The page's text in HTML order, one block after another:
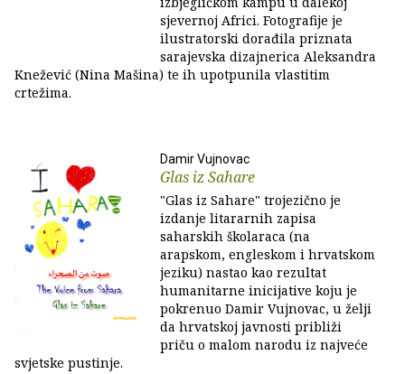
sjevernoj Africi. Fotografije je
ilustratorski dorađila priznata
sarajevska dizajnerica Aleksandra
Knežević (Nina Mašina) te ih upotpunila vlastitim
crtežima.
Damir Vujnovac
Glas iz Sahare
"Glas iz Sahare" trojezično je
izdanje litararnih zapisa
saharskih školaraca (na
arapskom, engleskom i hrvatskom
jeziku) nastao kao rezultat
humanitarne inicijative koju je
pokrenuo Damir Vujnovac, u želji
da hrvatskoj javnosti približi
priču o malom narodu iz najveće
svjetske pustinje.